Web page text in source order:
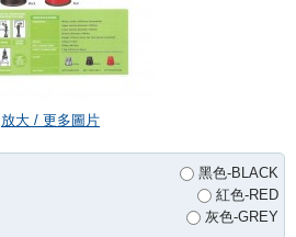
放大 / 更多圖片
黑色-BLACK
紅色-RED
灰色-GREY